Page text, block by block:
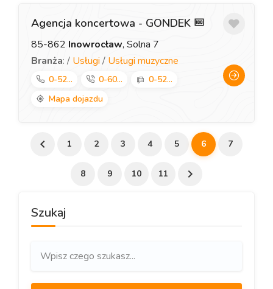
Agencja koncertowa - GONDEK
85-862 Inowrocław, Solna 7
Branża: / Usługi / Usługi muzyczne
0-52... 0-60...
0-52...
Mapa dojazdu
1 2 3 4 5 6 7
8 9 10 11
Szukaj